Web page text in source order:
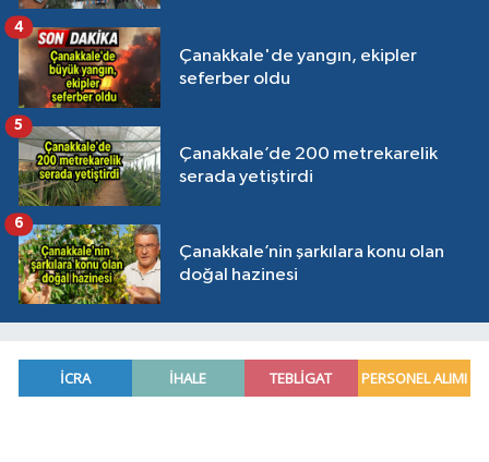
Çanakkale'de yangın, ekipler
seferber oldu
4
Çanakkale’de 200 metrekarelik
serada yetiştirdi
5
Çanakkale’nin şarkılara konu olan
doğal hazinesi
6